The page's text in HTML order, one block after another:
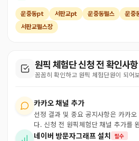
운중동pt 서판교pt 운중동헬스
운중
서판교헬스장
원픽 체험단 신청 전 확인사항
꼼꼼히 확인하고 원픽 체험단원이 되어
카카오 채널 추가
선정 결과 및 중요 공지사항은 카카
다. 신청 전 원픽체험단 채널 추가를
네이버 방문자그래프 설치 필수